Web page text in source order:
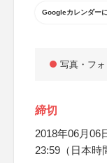
Googleカレンダー
写真・フ
締切
2018年06月06
23:59（日本時